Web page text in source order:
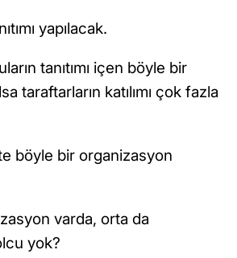
yapılacak.
tanıtımı içen böyle bir
taraftarların katılımı çok fazla
böyle bir organizasyon
varda, orta da
yok?